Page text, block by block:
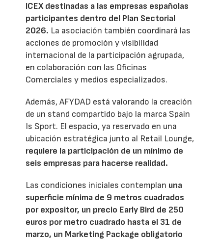
ICEX destinadas a las empresas españolas
participantes dentro del Plan Sectorial
2026. La asociación también coordinará las
acciones de promoción y visibilidad
internacional de la participación agrupada,
en colaboración con las Oficinas
Comerciales y medios especializados.
Además, AFYDAD está valorando la creación
de un stand compartido bajo la marca Spain
Is Sport. El espacio, ya reservado en una
ubicación estratégica junto al Retail Lounge,
requiere la participación de un mínimo de
seis empresas para hacerse realidad.
Las condiciones iniciales contemplan una
superficie mínima de 9 metros cuadrados
por expositor, un precio Early Bird de 250
euros por metro cuadrado hasta el 31 de
marzo, un Marketing Package obligatorio